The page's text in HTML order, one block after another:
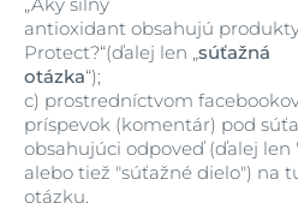
antioxidant obsahujú
Protect?“(ďalej len „súťažná
otázka“);
c) prostredníctvom
príspevok (komentár) pod
obsahujúci odpoveď (ďalej len
alebo tiež "súťažné dielo") na
otázku.